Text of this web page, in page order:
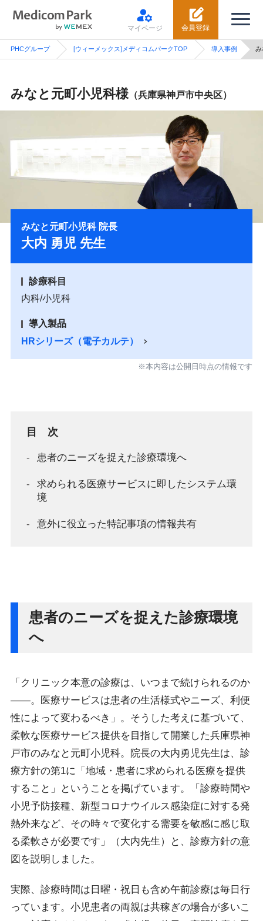
会員登録
マイページ
PHCグループ [ウィーメックス]メディコムパークTOP 導入事例 み
みなと元町小児科様（兵庫県神戸市中央区）
みなと元町小児科 院長
大内 勇児 先生
診療科目
内科/小児科
導入製品
HRシリーズ（電子カルテ）
※本内容は公開日時点の情報です
目 次
患者のニーズを捉えた診療環境へ
求められる医療サービスに即したシステム環
境
意外に役立った特記事項の情報共有
患者のニーズを捉えた診療環境
へ
「クリニック本意の診療は、いつまで続けられるのか
――。医療サービスは患者の生活様式やニーズ、利便
性によって変わるべき」。そうした考えに基づいて、
柔軟な医療サービス提供を目指して開業した兵庫県神
戸市のみなと元町小児科。院長の大内勇児先生は、診
療方針の第1に「地域・患者に求められる医療を提供
すること」ということを掲げています。「診療時間や
小児予防接種、新型コロナウイルス感染症に対する発
熱外来など、その時々で変化する需要を敏感に感じ取
る柔軟さが必要です」（大内先生）と、診療方針の意
図を説明しました。
実際、診療時間は日曜・祝日も含め午前診療は毎日行
っています。小児患者の両親は共稼ぎの場合が多いこ